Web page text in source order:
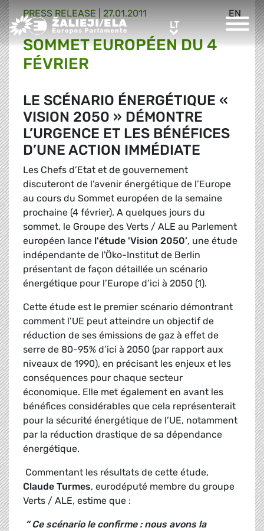
Greens/EFA Home LTLT
EN
PRESS RELEASE | 27.01.2011
SOMMET EUROPÉEN DU 4
FÉVRIER
LE SCÉNARIO ÉNERGÉTIQUE «
VISION 2050 » DÉMONTRE
L’URGENCE ET LES BÉNÉFICES
D’UNE ACTION IMMÉDIATE
Les Chefs d’Etat et de gouvernement
discuteront de l’avenir énergétique de l’Europe
au cours du Sommet européen de la semaine
prochaine (4 février). A quelques jours du
sommet, le Groupe des Verts / ALE au Parlement
européen lance l'étude 'Vision 2050’, une étude
indépendante de l'Öko-Institut de Berlin
présentant de façon détaillée un scénario
énergétique pour l’Europe d’ici à 2050 (1).
Cette étude est le premier scénario démontrant
comment l’UE peut atteindre un objectif de
réduction de ses émissions de gaz à effet de
serre de 80-95% d’ici à 2050 (par rapport aux
niveaux de 1990), en précisant les enjeux et les
conséquences pour chaque secteur
économique. Elle met également en avant les
bénéfices considérables que cela représenterait
pour la sécurité énergétique de l’UE, notamment
par la réduction drastique de sa dépendance
énergétique.
Commentant les résultats de cette étude,
Claude Turmes, eurodéputé membre du groupe
Verts / ALE, estime que :
“ Ce scénario le confirme : nous avons la